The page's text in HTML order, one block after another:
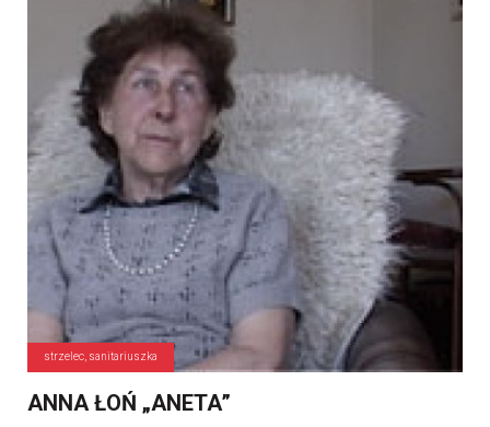
strzelec, sanitariuszka
ANNA ŁOŃ „ANETA”